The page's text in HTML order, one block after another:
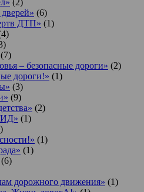
(6)
ДТП» (1)
(7)
– безопасные дороги» (2)
дороги!» (1)
(3)
(9)
(2)
(1)
(1)
(1)
(6)
дорожного движения» (1)